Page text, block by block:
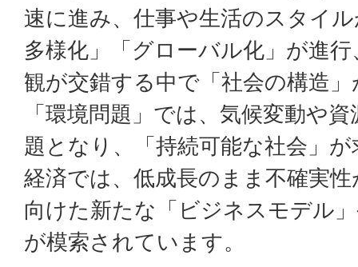
速に進み、仕事や生活のスタイ
多様化」「グローバル化」が進
観が交錯する中で「社会の構造
「環境問題」では、気候変動や
題となり、「持続可能な社会」
経済では、低成長のまま不確実
向けた新たな「ビジネスモデル
が模索されています。